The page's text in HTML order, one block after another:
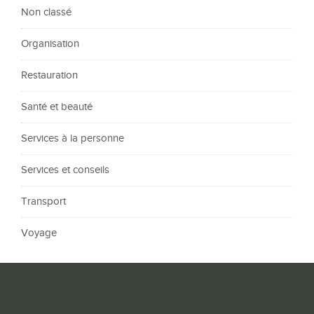
Non classé
Organisation
Restauration
Santé et beauté
Services à la personne
Services et conseils
Transport
Voyage